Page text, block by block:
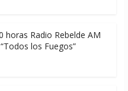
horas Radio Rebelde AM
los Fuegos”